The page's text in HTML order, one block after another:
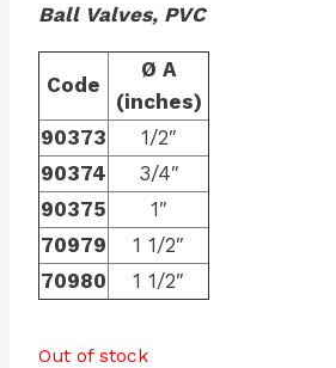
Ball Valves, PVC
Code
Ø A
(inches)
90373
1/2″
90374
3/4″
90375
1″
70979
1 1/2″
70980
1 1/2″
Out of stock